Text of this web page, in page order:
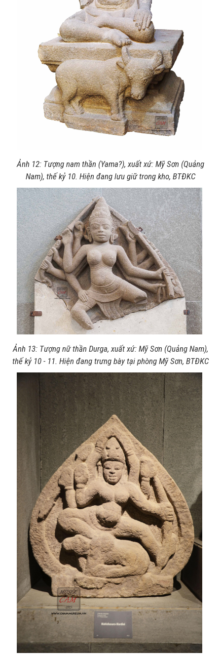
Ảnh 12: Tượng nam thần (Yama?), xuất xứ: Mỹ Sơn (Quảng
Nam), thế kỷ 10. Hiện đang lưu giữ trong kho, BTĐKC
Ảnh 13: Tượng nữ thần Durga, xuất xứ: Mỹ Sơn (Quảng Nam),
thế kỷ 10 - 11. Hiện đang trưng bày tại phòng Mỹ Sơn, BTĐKC